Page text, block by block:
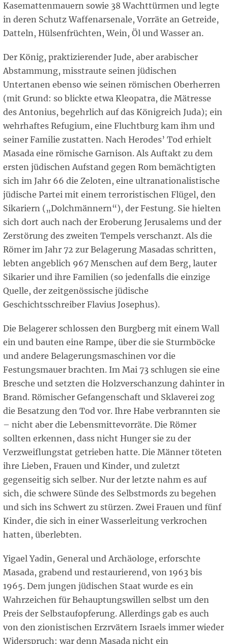
Kasemattenmauern sowie 38 Wachttürmen und legte
in deren Schutz Waffenarsenale, Vorräte an Getreide,
Datteln, Hülsenfrüchten, Wein, Öl und Wasser an.
Der König, praktizierender Jude, aber arabischer
Abstammung, misstraute seinen jüdischen
Untertanen ebenso wie seinen römischen Oberherren
(mit Grund: so blickte etwa Kleopatra, die Mätresse
des Antonius, begehrlich auf das Königreich Juda); ein
wehrhaftes Refugium, eine Fluchtburg kam ihm und
seiner Familie zustatten. Nach Herodes’ Tod erhielt
Masada eine römische Garnison. Als Auftakt zu dem
ersten jüdischen Aufstand gegen Rom bemächtigten
sich im Jahr 66 die Zeloten, eine ultranationalistische
jüdische Partei mit einem terroristischen Flügel, den
Sikariern („Dolchmännern“), der Festung. Sie hielten
sich dort auch nach der Eroberung Jerusalems und der
Zerstörung des zweiten Tempels verschanzt. Als die
Römer im Jahr 72 zur Belagerung Masadas schritten,
lebten angeblich 967 Menschen auf dem Berg, lauter
Sikarier und ihre Familien (so jedenfalls die einzige
Quelle, der zeitgenössische jüdische
Geschichtsschreiber Flavius Josephus).
Die Belagerer schlossen den Burgberg mit einem Wall
ein und bauten eine Rampe, über die sie Sturmböcke
und andere Belagerungsmaschinen vor die
Festungsmauer brachten. Im Mai 73 schlugen sie eine
Bresche und setzten die Holzverschanzung dahinter in
Brand. Römischer Gefangenschaft und Sklaverei zog
die Besatzung den Tod vor. Ihre Habe verbrannten sie
– nicht aber die Lebensmittevorräte. Die Römer
sollten erkennen, dass nicht Hunger sie zu der
Verzweiflungstat getrieben hatte. Die Männer töteten
ihre Lieben, Frauen und Kinder, und zuletzt
gegenseitig sich selber. Nur der letzte nahm es auf
sich, die schwere Sünde des Selbstmords zu begehen
und sich ins Schwert zu stürzen. Zwei Frauen und fünf
Kinder, die sich in einer Wasserleitung verkrochen
hatten, überlebten.
Yigael Yadin, General und Archäologe, erforschte
Masada, grabend und restaurierend, von 1963 bis
1965. Dem jungen jüdischen Staat wurde es ein
Wahrzeichen für Behauptungswillen selbst um den
Preis der Selbstaufopferung. Allerdings gab es auch
von den zionistischen Erzrvätern Israels immer wieder
Widerspruch: war denn Masada nicht ein